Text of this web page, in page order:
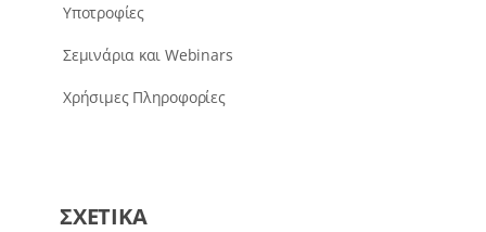
Υποτροφίες
Σεμινάρια και Webinars
Χρήσιμες Πληροφορίες
ΣΧΕΤΙΚΑ